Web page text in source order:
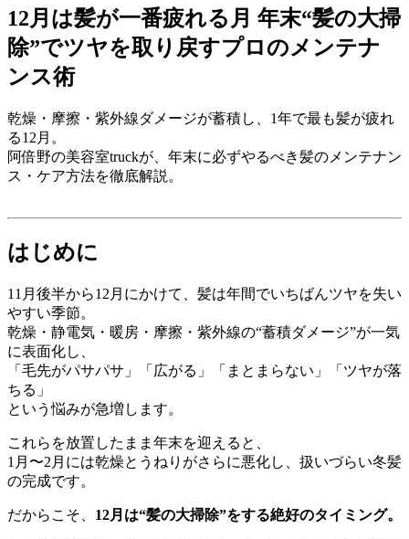
12月は髪が一番疲れる月 年末“髪の大掃
除”でツヤを取り戻すプロのメンテナ
ンス術
乾燥・摩擦・紫外線ダメージが蓄積し、1年で最も髪が疲れ
る12月。
阿倍野の美容室truckが、年末に必ずやるべき髪のメンテナン
ス・ケア方法を徹底解説。
はじめに
11月後半から12月にかけて、髪は年間でいちばんツヤを失い
やすい季節。
乾燥・静電気・暖房・摩擦・紫外線の“蓄積ダメージ”が一気
に表面化し、
「毛先がパサパサ」「広がる」「まとまらない」「ツヤが落
ちる」
という悩みが急増します。
これらを放置したまま年末を迎えると、
1月〜2月には乾燥とうねりがさらに悪化し、扱いづらい冬髪
の完成です。
だからこそ、 12月は“髪の大掃除”をする絶好のタイミング。